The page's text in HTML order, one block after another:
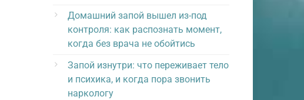
Домашний запой вышел из-под
контроля: как распознать момент,
когда без врача не обойтись
Запой изнутри: что переживает тело
и психика, и когда пора звонить
наркологу